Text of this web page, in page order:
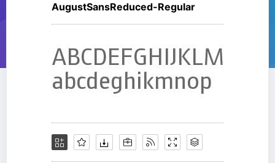
AugustSansReduced-Regular